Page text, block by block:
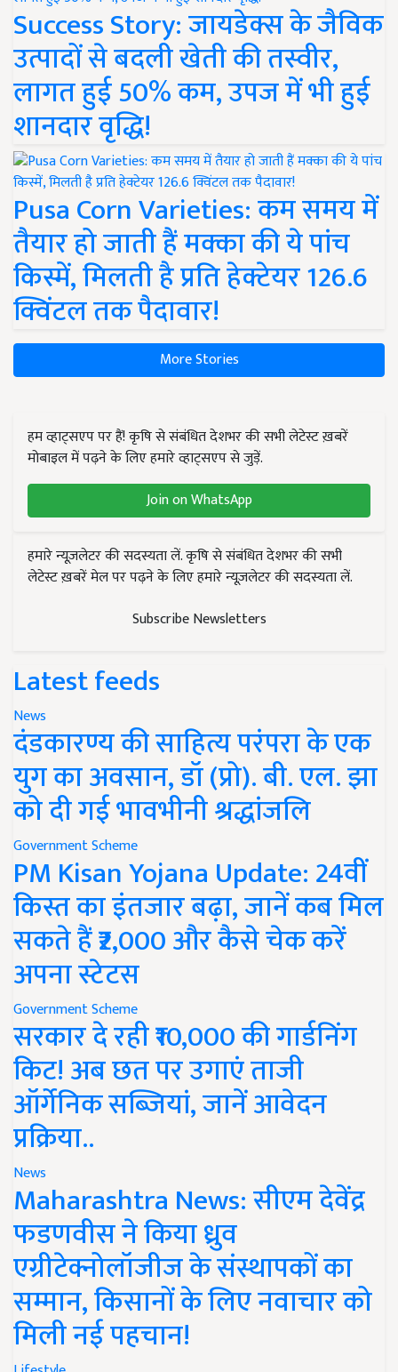
Success Story: जायडेक्स के जैविक
उत्पादों से बदली खेती की तस्वीर,
लागत हुई 50% कम, उपज में भी हुई
शानदार वृद्धि!
Pusa Corn Varieties: कम समय में
तैयार हो जाती हैं मक्का की ये पांच
किस्में, मिलती है प्रति हेक्टेयर 126.6
क्विंटल तक पैदावार!
More Stories
हम व्हाट्सएप पर हैं! कृषि से संबंधित देशभर की सभी लेटेस्ट ख़बरें
मोबाइल में पढ़ने के लिए हमारे व्हाट्सएप से जुड़ें.
Join on WhatsApp
हमारे न्यूज़लेटर की सदस्यता लें. कृषि से संबंधित देशभर की सभी
लेटेस्ट ख़बरें मेल पर पढ़ने के लिए हमारे न्यूज़लेटर की सदस्यता लें.
Subscribe Newsletters
Latest feeds
News
दंडकारण्य की साहित्य परंपरा के एक
युग का अवसान, डॉ (प्रो). बी. एल. झा
को दी गई भावभीनी श्रद्धांजलि
Government Scheme
PM Kisan Yojana Update: 24वीं
किस्त का इंतजार बढ़ा, जानें कब मिल
सकते हैं ₹2,000 और कैसे चेक करें
अपना स्टेटस
Government Scheme
सरकार दे रही ₹10,000 की गार्डनिंग
किट! अब छत पर उगाएं ताजी
ऑर्गेनिक सब्जियां, जानें आवेदन
प्रक्रिया..
News
Maharashtra News: सीएम देवेंद्र
फडणवीस ने किया ध्रुव
एग्रीटेक्नोलॉजीज के संस्थापकों का
सम्मान, किसानों के लिए नवाचार को
मिली नई पहचान!